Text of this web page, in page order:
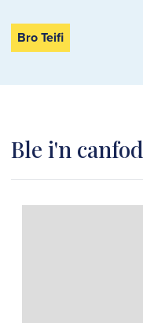
Bro Teifi
Ble i'n canfod